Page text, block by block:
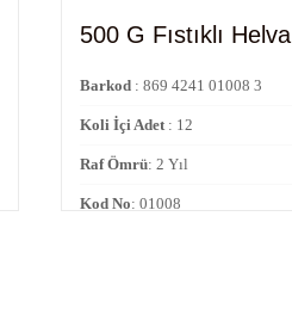
500 G Fıstıklı Helva
Barkod : 869 4241 01008 3
Koli İçi Adet: 12
Raf Ömrü: 2 Yıl
Kod No: 01008